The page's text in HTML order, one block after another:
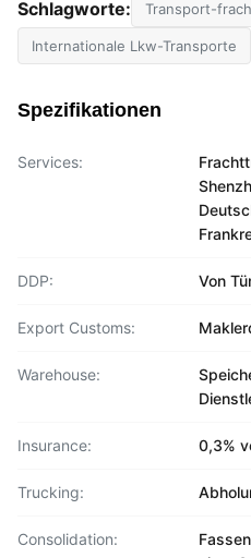
Schlagworte: Transport-
Internationale Lkw-Transporte
Spezifikationen
Services:
DDP: Von
Export Customs:
Warehouse:
Insurance: 0,3%
Trucking:
Consolidation: